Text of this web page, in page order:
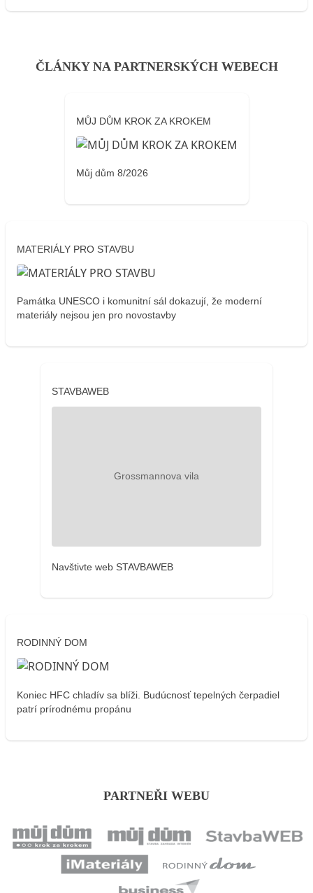
ČLÁNKY NA PARTNERSKÝCH WEBECH
MŮJ DŮM KROK ZA KROKEM
Můj dům 8/2026
MATERIÁLY PRO STAVBU
Památka UNESCO i komunitní sál dokazují, že moderní
materiály nejsou jen pro novostavby
STAVBAWEB
Navštivte web STAVBAWEB
RODINNÝ DOM
Koniec HFC chladív sa blíži. Budúcnosť tepelných čerpadiel
patrí prírodnému propánu
PARTNEŘI WEBU